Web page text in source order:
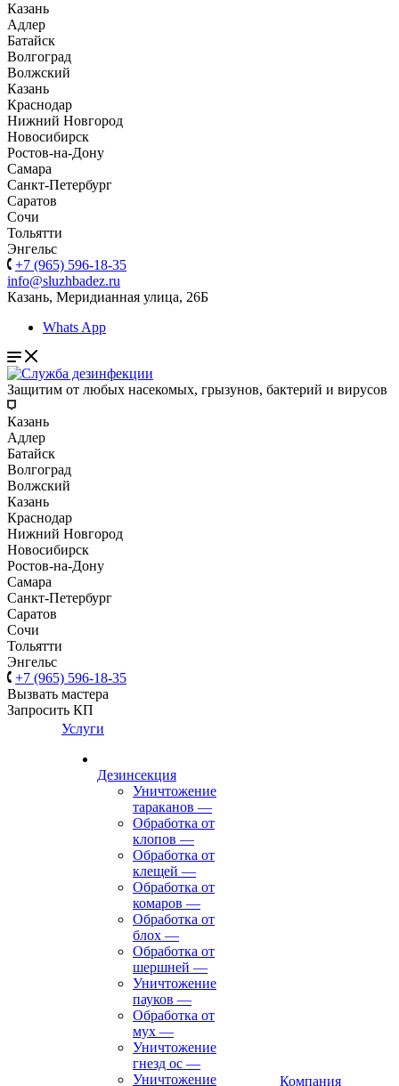
Казань
Адлер
Батайск
Волгоград
Волжский
Казань
Краснодар
Нижний Новгород
Новосибирск
Ростов-на-Дону
Самара
Санкт-Петербург
Саратов
Сочи
Тольятти
Энгельс
+7 (965) 596-18-35
info@sluzhbadez.ru
Казань, Меридианная улица, 26Б
Whats App
Защитим от любых насекомых, грызунов, бактерий и вирусов
Казань
Адлер
Батайск
Волгоград
Волжский
Казань
Краснодар
Нижний Новгород
Новосибирск
Ростов-на-Дону
Самара
Санкт-Петербург
Саратов
Сочи
Тольятти
Энгельс
+7 (965) 596-18-35
Вызвать мастера
Запросить КП
Услуги
Дезинсекция
Уничтожение
тараканов —
Обработка от
клопов —
Обработка от
клещей —
Обработка от
комаров —
Обработка от
блох —
Обработка от
шершней —
Уничтожение
пауков —
Обработка от
мух —
Уничтожение
гнезд ос —
Уничтожение
Компания